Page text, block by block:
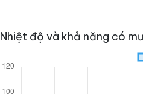
Nhiệt độ và khả năng có